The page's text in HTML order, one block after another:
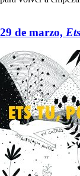
29 de marzo,